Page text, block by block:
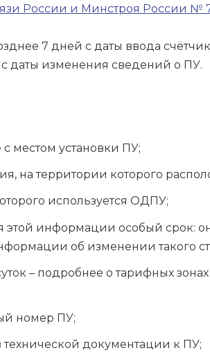
России и Минстроя России №
7 дней с даты ввода
с даты изменения сведений о ПУ.
местом установки ПУ;
на территории которого
используется ОДПУ;
этой информации особый срок:
об изменении такого
– подробнее о тарифных
номер ПУ;
документации к ПУ;